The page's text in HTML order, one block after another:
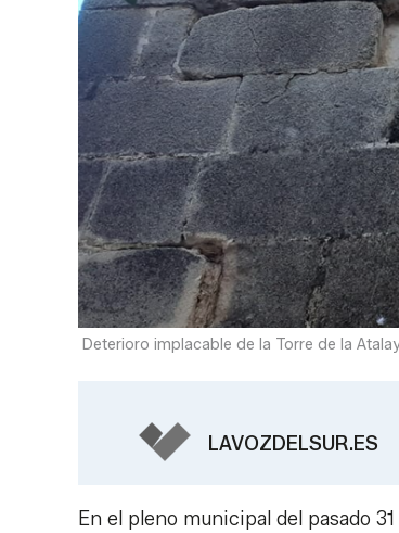
Deterioro implacable de la Torre de la
LAVOZDELSUR.ES
En el pleno municipal del pasado